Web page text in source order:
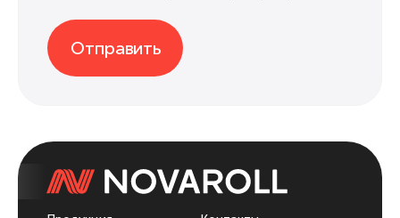
Отправить